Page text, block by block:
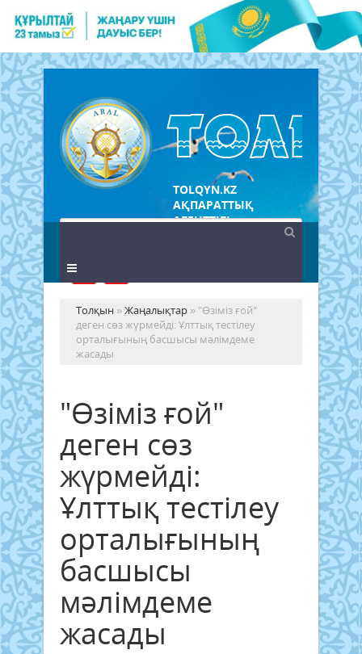
TOLQYN.KZ
АҚПАРАТТЫҚ
АГЕНТТІГІ
Толқын »Жаңалықтар » "Өзіміз ғой"
деген сөз жүрмейді: Ұлттық тестілеу
орталығының басшысы мәлімдеме
жасады
"Өзіміз ғой"
деген сөз
жүрмейді:
Ұлттық тестілеу
орталығының
басшысы
мәлімдеме
жасады